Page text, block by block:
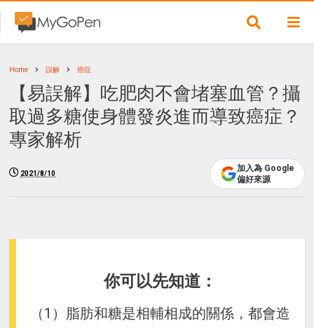
Home 誤解 癌症
【易誤解】吃肥肉不會堵塞血管？攝
取過多糖使身體發炎進而導致癌症？
專家解析
2021/8/10
加入為 Google
偏好來源
你可以先知道：
（1）脂肪和糖是相輔相成的關係，都會造